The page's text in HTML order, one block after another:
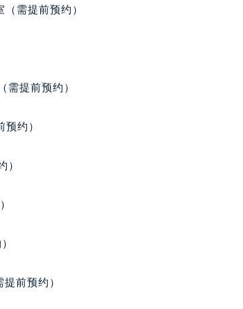
需提前预约）
需提前预约）
约）
）
前预约）